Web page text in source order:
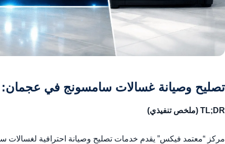
تصليح وصيانة غسالات سامسونج في عجمان:
TL;DR (ملخص تنفيذي)
مركز “معتمد فيكس” يقدم خدمات تصليح وصيانة احترافية لغسالات